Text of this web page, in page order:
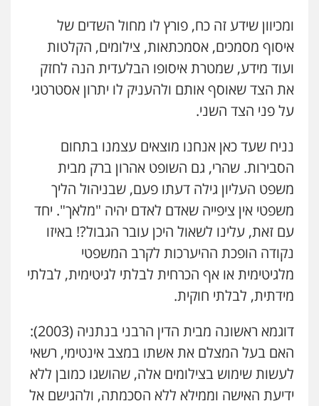
ומכיוון שידע זה כח, פורץ לו מחול השדים של
איסוף מסמכים, אסמכתאות, צילומים, הקלטות
ועוד מידע, שמטרת איסופו הבלעדית הנה לחזק
את הצד שאוסף אותם ולהעניק לו יתרון אסטרטגי
על פני הצד השני.
נניח שעד כאן אנחנו מוצאים עצמנו בתחום
הסבירות. שהרי, גם השופט אהרון ברק מבית
משפט העליון גילה דעתו פעם, שבניהול הליך
משפטי אין ציפייה שאדם לאדם יהיה "מלאך". יחד
עם זאת, עלינו לשאול היכן עובר הגבול?! באיזו
נקודה הופכת ההיערכות לקרב המשפטי
מלגיטימית או אף הכרחית לבלתי לגיטימית, לבלתי
מידתית, לבלתי חוקית.
דוגמא ראשונה מבית הדין הרבני בנתניה (2003):
האם בעל המצלם את אשתו במצב אינטימי, רשאי
לעשות שימוש בצילומים אלה, שהושגו כמובן ללא
ידיעת האישה וממילא ללא הסכמתה, ולהגישם אל